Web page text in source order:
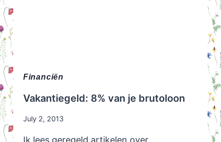
Financiën
Vakantiegeld: 8% van je brutoloon
July 2, 2013
Ik lees geregeld artikelen over